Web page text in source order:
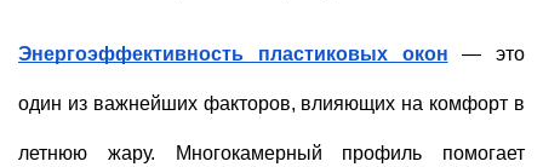
Энергоэффективность пластиковых окон — это
один из важнейших факторов, влияющих на комфорт в
летнюю жару. Многокамерный профиль помогает